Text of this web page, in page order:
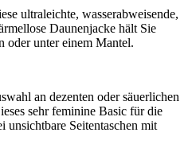
ultraleichte, wasserabweisende,
Daunenjacke hält Sie
oder unter einem Mantel.
an dezenten oder säuerlichen
sehr feminine Basic für die
unsichtbare Seitentaschen mit